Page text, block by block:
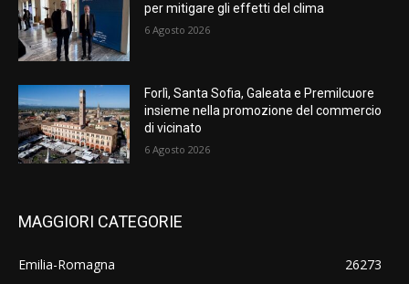
per mitigare gli effetti del clima
6 Agosto 2026
Forlì, Santa Sofia, Galeata e Premilcuore
insieme nella promozione del commercio
di vicinato
6 Agosto 2026
MAGGIORI CATEGORIE
Emilia-Romagna
26273